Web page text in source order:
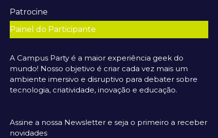
Patrocine
Painel do Participante
A Campus Party é a maior experiência geek do
mundo! Nosso objetivo é criar cada vez mais um
ambiente imersivo e disruptivo para debater sobre
tecnologia, criatividade, inovação e educação.
Assine a nossa Newsletter e seja o primeiro a receber
novidades